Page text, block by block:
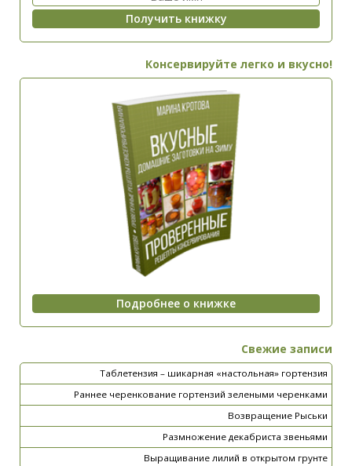
Консервируйте легко и вкусно!
Свежие записи
Таблетензия – шикарная «настольная» гортензия
Раннее черенкование гортензий зелеными черенками
Возвращение Рыськи
Размножение декабриста звеньями
Выращивание лилий в открытом грунте